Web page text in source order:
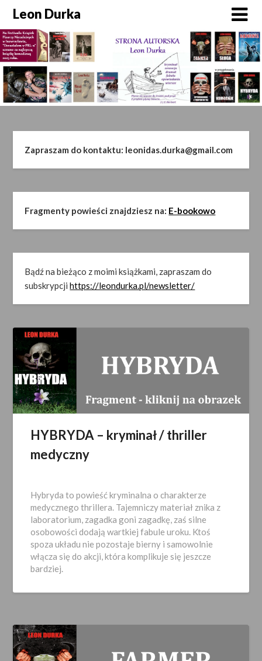
Skip
content
Leon Durka
Zapraszam do kontaktu: leonidas.durka@gmail.com
Fragmenty powieści znajdziesz na: E-bookowo
Bądź na bieżąco z moimi książkami, zapraszam do
subskrypcjihttps://leondurka.pl/newsletter/
HYBRYDA – kryminał / thriller
medyczny
05-
07
Hybryda to powieść kryminalna o charakterze
medycznego thrillera. Tajemniczy materiał znika z
laboratorium, zagadka goni zagadkę, zaś silne
osobowości dodają wartkiej fabule uroku. Ktoś
spoza układu nie pozostaje bierny i samowolnie
włącza się do akcji, która komplikuje się jeszcze
bardziej.